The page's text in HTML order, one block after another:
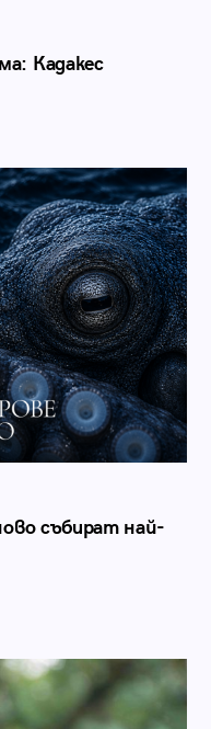
Кадакес
събират най-